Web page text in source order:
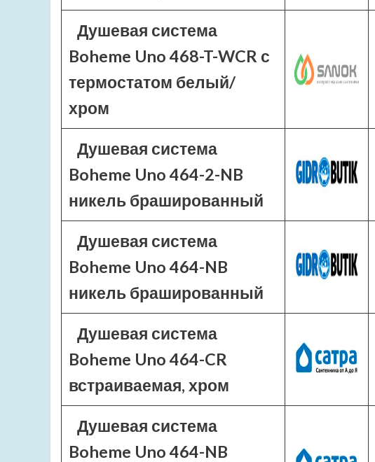
Душевая система
Boheme Uno 468-T-WCR с
термостатом белый/
хром
Душевая система
Boheme Uno 464-2-NB
никель брашированный
Душевая система
Boheme Uno 464-NB
никель брашированный
Душевая система
Boheme Uno 464-CR
встраиваемая, хром
Душевая система
Boheme Uno 464-NB